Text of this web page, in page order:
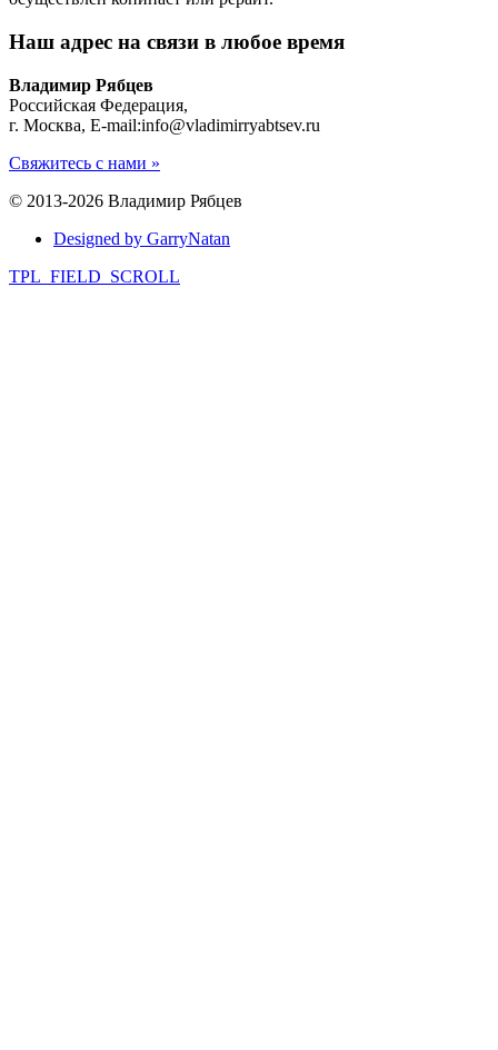
Наш адрес на связи в любое время
Владимир Рябцев
Российская Федерация,
г. Москва, E-mail:info@vladimirryabtsev.ru
Свяжитесь с нами »
© 2013-2026 Владимир Рябцев
Designed by GarryNatan
TPL_FIELD_SCROLL